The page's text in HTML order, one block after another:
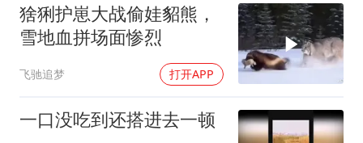
猞猁护崽大战偷娃貂熊，
雪地血拼场面惨烈
飞驰追梦 打开APP
一口没吃到还搭进去一顿